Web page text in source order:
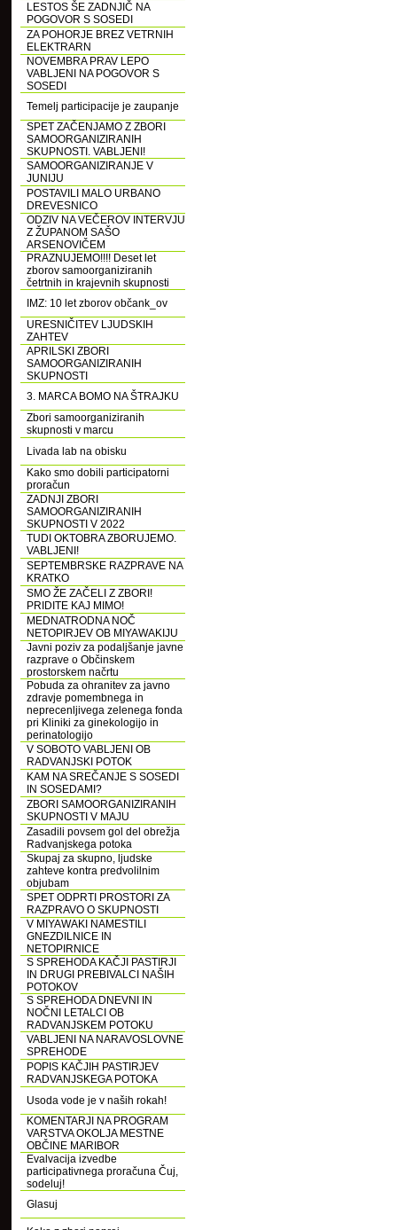
LESTOS ŠE ZADNJIČ NA
POGOVOR S SOSEDI
ZA POHORJE BREZ VETRNIH
ELEKTRARN
NOVEMBRA PRAV LEPO
VABLJENI NA POGOVOR S
SOSEDI
Temelj participacije je zaupanje
SPET ZAČENJAMO Z ZBORI
SAMOORGANIZIRANIH
SKUPNOSTI. VABLJENI!
SAMOORGANIZIRANJE V
JUNIJU
POSTAVILI MALO URBANO
DREVESNICO
ODZIV NA VEČEROV INTERVJU
Z ŽUPANOM SAŠO
ARSENOVIČEM
PRAZNUJEMO!!!! Deset let
zborov samoorganiziranih
četrtnih in krajevnih skupnosti
IMZ: 10 let zborov občank_ov
URESNIČITEV LJUDSKIH
ZAHTEV
APRILSKI ZBORI
SAMOORGANIZIRANIH
SKUPNOSTI
3. MARCA BOMO NA ŠTRAJKU
Zbori samoorganiziranih
skupnosti v marcu
Livada lab na obisku
Kako smo dobili participatorni
proračun
ZADNJI ZBORI
SAMOORGANIZIRANIH
SKUPNOSTI V 2022
TUDI OKTOBRA ZBORUJEMO.
VABLJENI!
SEPTEMBRSKE RAZPRAVE NA
KRATKO
SMO ŽE ZAČELI Z ZBORI!
PRIDITE KAJ MIMO!
MEDNATRODNA NOČ
NETOPIRJEV OB MIYAWAKIJU
Javni poziv za podaljšanje javne
razprave o Občinskem
prostorskem načrtu
Pobuda za ohranitev za javno
zdravje pomembnega in
neprecenljivega zelenega fonda
pri Kliniki za ginekologijo in
perinatologijo
V SOBOTO VABLJENI OB
RADVANJSKI POTOK
KAM NA SREČANJE S SOSEDI
IN SOSEDAMI?
ZBORI SAMOORGANIZIRANIH
SKUPNOSTI V MAJU
Zasadili povsem gol del obrežja
Radvanjskega potoka
Skupaj za skupno, ljudske
zahteve kontra predvolilnim
objubam
SPET ODPRTI PROSTORI ZA
RAZPRAVO O SKUPNOSTI
V MIYAWAKI NAMESTILI
GNEZDILNICE IN
NETOPIRNICE
S SPREHODA KAČJI PASTIRJI
IN DRUGI PREBIVALCI NAŠIH
POTOKOV
S SPREHODA DNEVNI IN
NOČNI LETALCI OB
RADVANJSKEM POTOKU
VABLJENI NA NARAVOSLOVNE
SPREHODE
POPIS KAČJIH PASTIRJEV
RADVANJSKEGA POTOKA
Usoda vode je v naših rokah!
KOMENTARJI NA PROGRAM
VARSTVA OKOLJA MESTNE
OBČINE MARIBOR
Evalvacija izvedbe
participativnega proračuna Čuj,
sodeluj!
Glasuj